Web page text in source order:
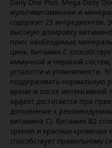
Daily One Plus. Mega Daily
мультивитаминная и
содержит 25 ингредиентов.
высокую дозировку
плюс необходимые
цинк. Витамин С
иммунной и нервной
усталости и утомляемости.
поддерживать нормальную
время и после интенсивной
эффект достигается при
дополнение к
витамина С). Витамин В2
зрения и красных кровяных
способствует правильному